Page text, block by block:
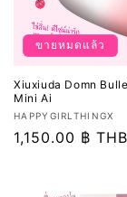
ขายหมดแล้ว
Xiuxiuda Domn
Mini Ai
เวน
เด
HAPPYGIRLTHINGX
ราคา
1,150.00 ฿ THB